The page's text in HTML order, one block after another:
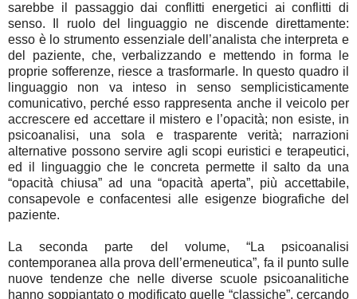
sarebbe il passaggio dai conflitti energetici ai conflitti di
senso. Il ruolo del linguaggio ne discende direttamente:
esso è lo strumento essenziale dell’analista che interpreta e
del paziente, che, verbalizzando e mettendo in forma le
proprie sofferenze, riesce a trasformarle. In questo quadro il
linguaggio non va inteso in senso semplicisticamente
comunicativo, perché esso rappresenta anche il veicolo per
accrescere ed accettare il mistero e l’opacità; non esiste, in
psicoanalisi, una sola e trasparente verità; narrazioni
alternative possono servire agli scopi euristici e terapeutici,
ed il linguaggio che le concreta permette il salto da una
“opacità chiusa” ad una “opacità aperta”, più accettabile,
consapevole e confacentesi alle esigenze biografiche del
paziente.
La seconda parte del volume, “La psicoanalisi
contemporanea alla prova dell’ermeneutica”, fa il punto sulle
nuove tendenze che nelle diverse scuole psicoanalitiche
hanno soppiantato o modificato quelle “classiche”, cercando